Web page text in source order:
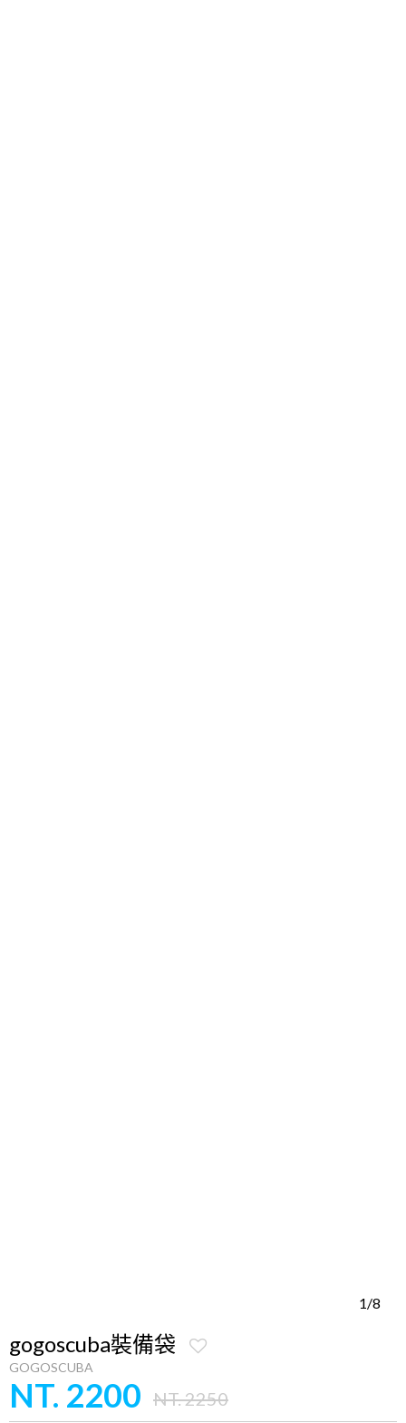
1/8
gogoscuba裝備袋
GOGOSCUBA
NT. 2200 NT. 2250